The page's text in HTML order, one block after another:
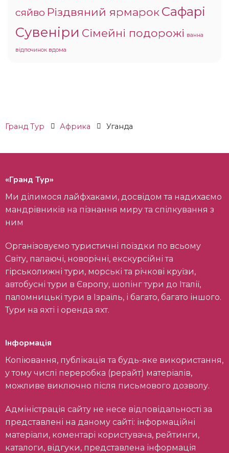
сяйво Різдвяний ярмарокСафарі
Сувеніри Сімейні подорожі ванна
відпочинок вдома
Гранд Тур Африка Уганда
«Гранд Тур»
Ми ділимося лайфхаками, досвідом та надихаємо
мандрівників на пізнання миру та спілкування з
ним
Організовуємо туристичні поїздки по всьому
Світу, палаючі, новорічні, екскурсійні та
гірськолижні тури, морські та річкові круїзи,
автобусні тури в Європу, шопінг тури до Італії,
паломницькі тури в Ізраїль, і багато, багато іншого.
Тури на яхті і оренда яхт.
Інформація
Копіювання, публікація та будь-яке використання,
у тому числі переробка (рерайт) матеріалів,
можливе виключно після письмового дозволу.
Адміністрація сайту не несе відповідальності за
представлені на даному сайті: інформаційні
матеріали, коментарі користувача, рейтинги,
каталоги, відгуки, представлена інформація